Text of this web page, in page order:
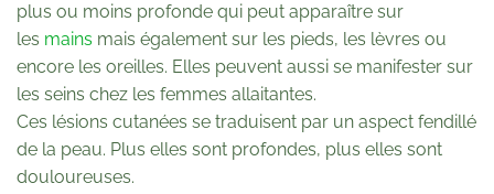
plus ou moins profonde qui peut apparaître sur
les mains mais également sur les pieds, les lèvres ou
encore les oreilles. Elles peuvent aussi se manifester sur
les seins chez les femmes allaitantes.
Ces lésions cutanées se traduisent par un aspect fendillé
de la peau. Plus elles sont profondes, plus elles sont
douloureuses.